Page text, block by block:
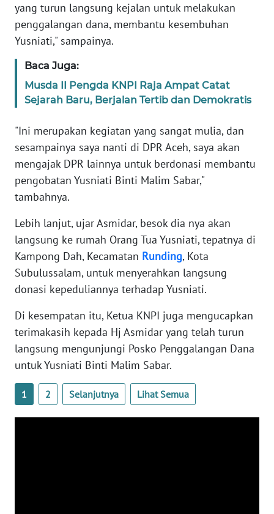
yang turun langsung kejalan untuk melakukan
penggalangan dana, membantu kesembuhan
Yusniati," sampainya.
Baca Juga:
Musda II Pengda KNPI Raja Ampat Catat
Sejarah Baru, Berjalan Tertib dan Demokratis
"Ini merupakan kegiatan yang sangat mulia, dan
sesampainya saya nanti di DPR Aceh, saya akan
mengajak DPR lainnya untuk berdonasi membantu
pengobatan Yusniati Binti Malim Sabar,"
tambahnya.
Lebih lanjut, ujar Asmidar, besok dia nya akan
langsung ke rumah Orang Tua Yusniati, tepatnya di
Kampong Dah, Kecamatan Runding, Kota
Subulussalam, untuk menyerahkan langsung
donasi kepeduliannya terhadap Yusniati.
Di kesempatan itu, Ketua KNPI juga mengucapkan
terimakasih kepada Hj Asmidar yang telah turun
langsung mengunjungi Posko Penggalangan Dana
untuk Yusniati Binti Malim Sabar.
1 2 Selanjutnya Lihat Semua
WN
RIAU
WN
SERAMBI
SULTRA
WN
WN
SULTENG
WN
WN
BABEL
WN
SUMBAR